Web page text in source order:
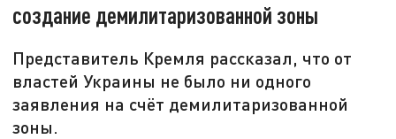
создание демилитаризованной зоны
Представитель Кремля рассказал, что от
властей Украины не было ни одного
заявления на счёт демилитаризованной
зоны.